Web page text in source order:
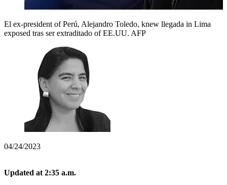
El ex-president of Perú, Alejandro Toledo, knew llegada in Lima
exposed tras ser extraditado of EE.UU. AFP
04/24/2023
Updated at 2:35 a.m.